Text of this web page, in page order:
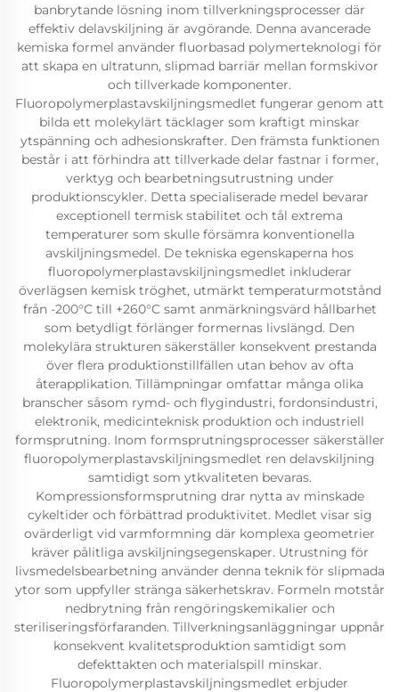
banbrytande lösning inom tillverkningsprocesser där
effektiv delavskiljning är avgörande. Denna avancerade
kemiska formel använder fluorbasad polymerteknologi för
att skapa en ultratunn, slipmad barriär mellan formskivor
och tillverkade komponenter.
Fluoropolymerplastavskiljningsmedlet fungerar genom att
bilda ett molekylärt täcklager som kraftigt minskar
ytspänning och adhesionskrafter. Den främsta funktionen
består i att förhindra att tillverkade delar fastnar i former,
verktyg och bearbetningsutrustning under
produktionscykler. Detta specialiserade medel bevarar
exceptionell termisk stabilitet och tål extrema
temperaturer som skulle försämra konventionella
avskiljningsmedel. De tekniska egenskaperna hos
fluoropolymerplastavskiljningsmedlet inkluderar
överlägsen kemisk tröghet, utmärkt temperaturmotstånd
från -200°C till +260°C samt anmärkningsvärd hållbarhet
som betydligt förlänger formernas livslängd. Den
molekylära strukturen säkerställer konsekvent prestanda
över flera produktionstillfällen utan behov av ofta
återapplikation. Tillämpningar omfattar många olika
branscher såsom rymd- och flygindustri, fordonsindustri,
elektronik, medicinteknisk produktion och industriell
formsprutning. Inom formsprutningsprocesser säkerställer
fluoropolymerplastavskiljningsmedlet ren delavskiljning
samtidigt som ytkvaliteten bevaras.
Kompressionsformsprutning drar nytta av minskade
cykeltider och förbättrad produktivitet. Medlet visar sig
ovärderligt vid varmformning där komplexa geometrier
kräver pålitliga avskiljningsegenskaper. Utrustning för
livsmedelsbearbetning använder denna teknik för slipmada
ytor som uppfyller stränga säkerhetskrav. Formeln motstår
nedbrytning från rengöringskemikalier och
steriliseringsförfaranden. Tillverkningsanläggningar uppnår
konsekvent kvalitetsproduktion samtidigt som
defekttakten och materialspill minskar.
Fluoropolymerplastavskiljningsmedlet erbjuder